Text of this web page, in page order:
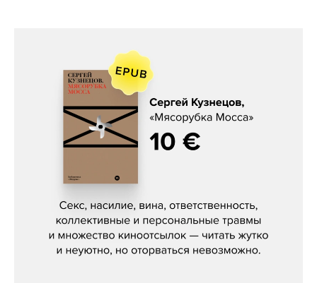
Сергей Кузнецов, «Мясорубка